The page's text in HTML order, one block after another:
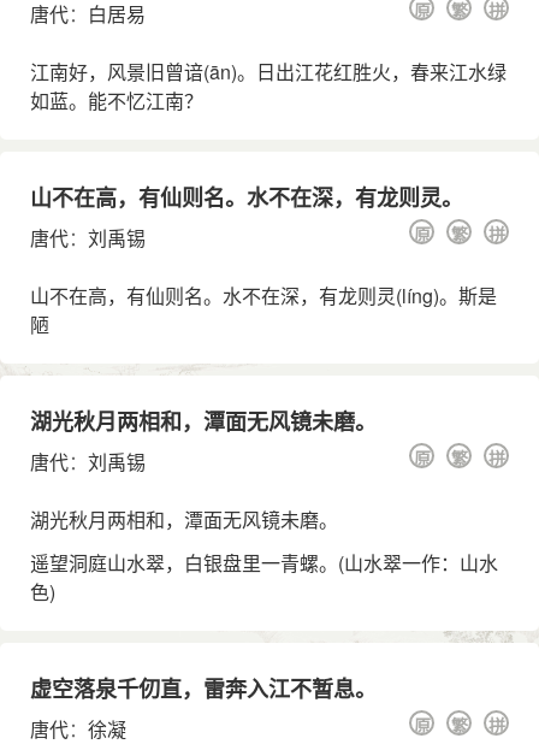
唐代： 白居易 拼
繁
原
江南好，风景旧曾谙(ān)。日出江花红胜火，春来江水绿
如蓝。能不忆江南？
山不在高，有仙则名。水不在深，有龙则灵。
唐代： 刘禹锡 拼
繁
原
山不在高，有仙则名。水不在深，有龙则灵(líng)。斯是
陋
湖光秋月两相和，潭面无风镜未磨。
唐代： 刘禹锡 拼
繁
原
湖光秋月两相和，潭面无风镜未磨。
遥望洞庭山水翠，白银盘里一青螺。(山水翠一作：山水
色)
虚空落泉千仞直，雷奔入江不暂息。
唐代： 徐凝 拼
繁
原